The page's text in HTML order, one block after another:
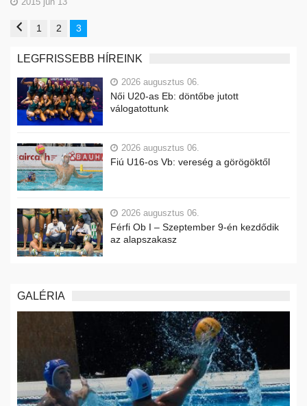
1 2 3
LEGFRISSEBB HÍREINK
2026 augusztus 06.
Női U20-as Eb: döntőbe jutott
válogatottunk
2026 augusztus 06.
Fiú U16-os Vb: vereség a görögöktől
2026 augusztus 06.
Férfi Ob I – Szeptember 9-én kezdődik
az alapszakasz
GALÉRIA